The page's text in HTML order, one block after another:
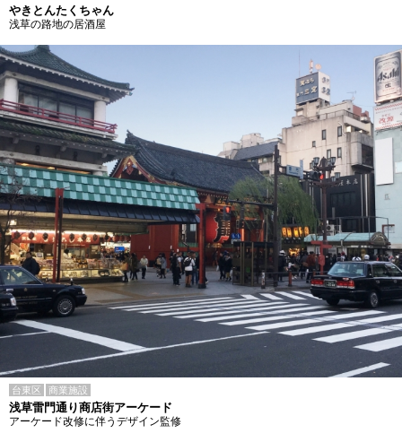
やきとんたくちゃん
浅草の路地の居酒屋
台東区 商業施設
浅草雷門通り商店街アーケード
アーケード改修に伴うデザイン監修